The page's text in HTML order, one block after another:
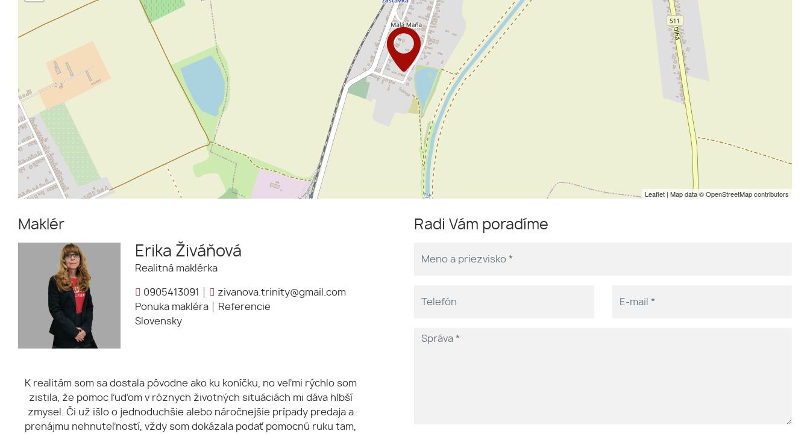
Leaflet | Map data ©OpenStreetMapcontributors
Maklér
Erika Živáňová
Realitná maklérka
0905413091
zivanova.trinity@gmail.com
Ponuka makléra
Referencie
Slovensky
K realitám som sa dostala pôvodne ako ku koníčku, no veľmi rýchlo som
zistila, že pomoc ľuďom v rôznych životných situáciách mi dáva hlbší
zmysel. Či už išlo o jednoduchšie alebo náročnejšie prípady predaja a
prenájmu nehnuteľností, vždy som dokázala podať pomocnú ruku tam,
Radi Vám poradíme